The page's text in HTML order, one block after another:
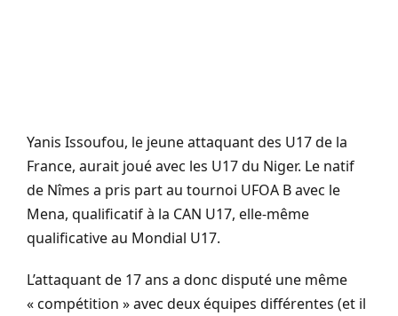
Yanis Issoufou, le jeune attaquant des U17de la
France, aurait joué avec les U17du Niger. Le natif
de Nîmes a pris part au tournoi UFOA B avec le
Mena, qualificatif à la CAN U17, elle-même
qualificative au Mondial U17.
L’attaquant de 17 ans a donc disputé une même
« compétition » avec deux équipes différentes (et il